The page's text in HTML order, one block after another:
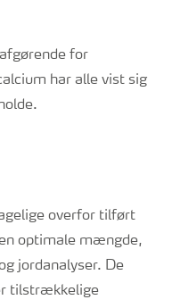
for
har alle vist sig
overfor tilført
optimale mængde,
jordanalyser. De
tilstrækkelige